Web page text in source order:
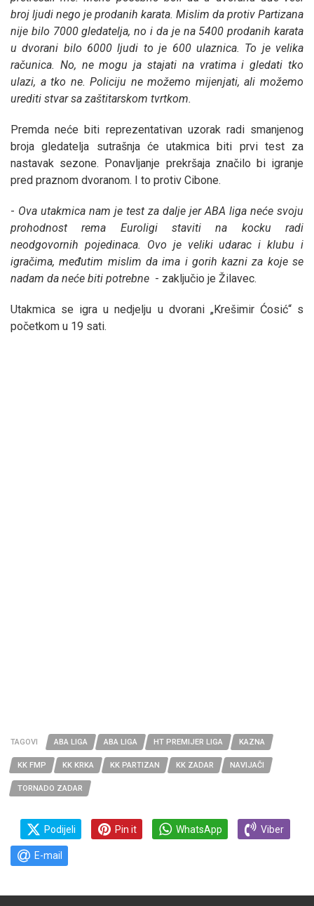
broj ljudi nego je prodanih karata. Mislim da protiv Partizana
nije bilo 7000 gledatelja, no i da je na 5400 prodanih karata
u dvorani bilo 6000 ljudi to je 600 ulaznica. To je velika
računica. No, ne mogu ja stajati na vratima i gledati tko
ulazi, a tko ne. Policiju ne možemo mijenjati, ali možemo
urediti stvar sa zaštitarskom tvrtkom.
Premda neće biti reprezentativan uzorak radi smanjenog
broja gledatelja sutrašnja će utakmica biti prvi test za
nastavak sezone. Ponavljanje prekršaja značilo bi igranje
pred praznom dvoranom. I to protiv Cibone.
- Ova utakmica nam je test za dalje jer ABA liga neće svoju
prohodnost rema Euroligi staviti na kocku radi
neodgovornih pojedinaca. Ovo je veliki udarac i klubu i
igračima, međutim mislim da ima i gorih kazni za koje se
nadam da neće biti potrebne - zaključio je Žilavec.
Utakmica se igra u nedjelju u dvorani „Krešimir Ćosić“ s
početkom u 19 sati.
TAGOVI ABA LIGA ABA LIGA HT PREMIJER LIGA KAZNA
KK FMP KK KRKA KK PARTIZAN KK ZADAR NAVIJAČI
TORNADO ZADAR
Podijeli Pin it WhatsApp Viber
E-mail